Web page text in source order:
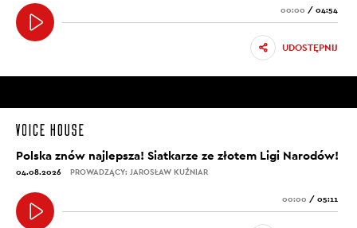
00:00 / 04:54
UDOSTĘPNIJ
Polska znów najlepsza! Siatkarze ze złotem Ligi Narodów!
04.08.2026 PROWADZĄCY: JAROSŁAW KUŹNIAR
00:00 / 05:11